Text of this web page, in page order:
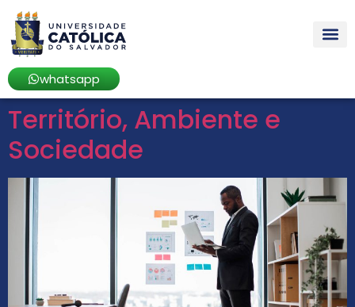
whatsapp
Território, Ambiente e
Sociedade